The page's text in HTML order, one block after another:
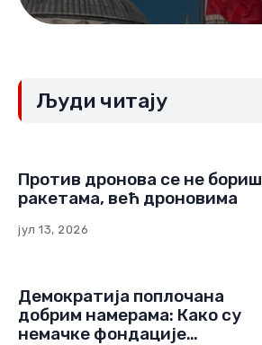
Људи читају
Против дронова се не бориш
ракетама, већ дроновима
јул 13, 2026
Демократија поплочана
добрим намерама: Како су
немачке фондације